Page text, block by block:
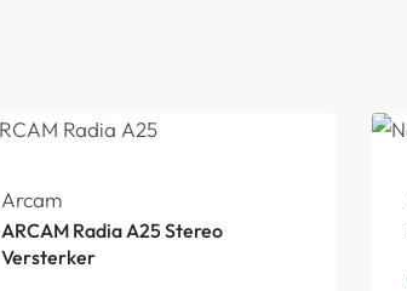
Arcam
ARCAM Radia A25 Stereo
Versterker